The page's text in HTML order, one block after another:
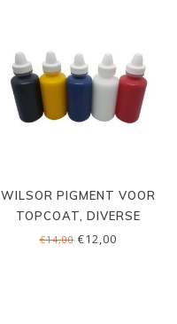
WILSOR PIGMENT VOOR
TOPCOAT, DIVERSE
KLEUREN
€14,00€12,00